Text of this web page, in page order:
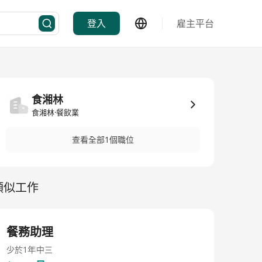
登入 雇主平台
食湘林
食湘林·餐飲業
查看全部1個職位
似工作
餐務助理
少於1年中三